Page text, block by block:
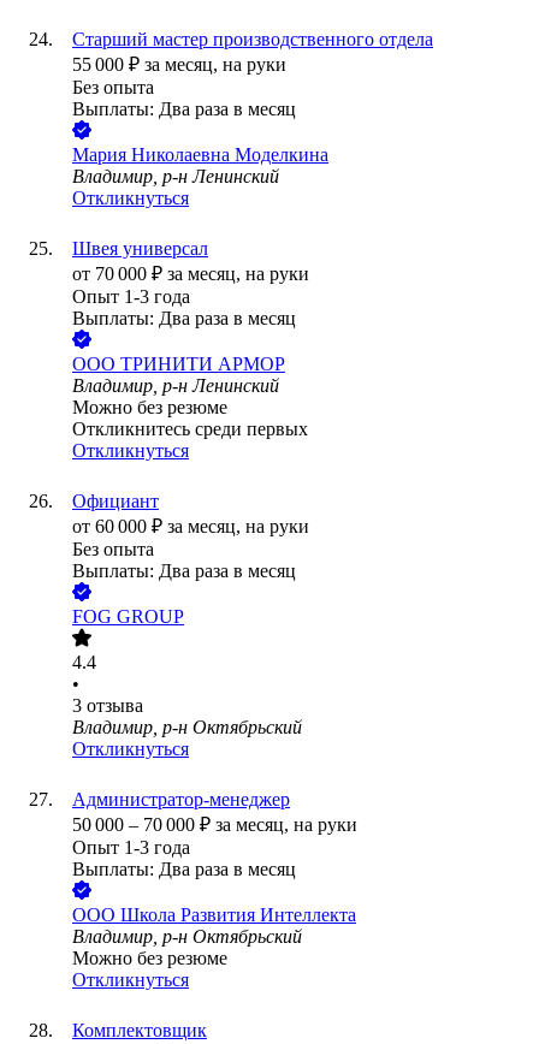
Старший мастер производственного отдела
55 000 ₽ за месяц, на руки
Без опыта
Выплаты: Два раза в месяц
Мария Николаевна Моделкина
Владимир, р-н Ленинский
Откликнуться
Швея универсал
от 70 000 ₽ за месяц, на руки
Опыт 1-3 года
Выплаты: Два раза в месяц
ООО ТРИНИТИ АРМОР
Владимир, р-н Ленинский
Можно без резюме
Откликнитесь среди первых
Откликнуться
Официант
от 60 000 ₽ за месяц, на руки
Без опыта
Выплаты: Два раза в месяц
FOG GROUP
4.4
•
3 отзыва
Владимир, р-н Октябрьский
Откликнуться
Администратор-менеджер
50 000 – 70 000 ₽ за месяц, на руки
Опыт 1-3 года
Выплаты: Два раза в месяц
ООО Школа Развития Интеллекта
Владимир, р-н Октябрьский
Можно без резюме
Откликнуться
Комплектовщик